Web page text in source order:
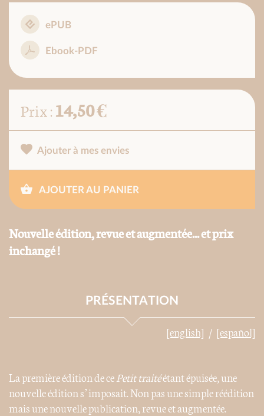
ePUB
Ebook-PDF
Prix :14,50 €
Ajouter à mes envies
AJOUTER AU PANIER
Nouvelle édition, revue et augmentée... et prix
inchangé !
PRÉSENTATION
[english] [español]
La première édition de cePetit traitéétant épuisée, une
nouvelle édition s’imposait. Non pas une simple réédition
mais une nouvelle publication, revue et augmentée.